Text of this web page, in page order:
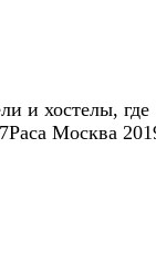
и хостелы, где
Москва